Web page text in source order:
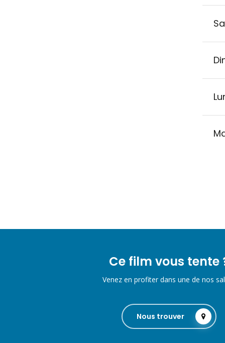
Ce film vous tente
Venez en profiter dans une de nos
Nous trouver